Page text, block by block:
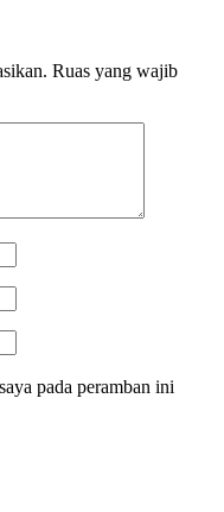
Ruas yang wajib
pada peramban ini